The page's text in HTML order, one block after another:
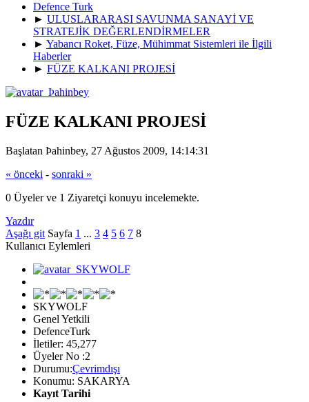
Defence Turk
► ULUSLARARASI SAVUNMA SANAYİ VE
STRATEJİK DEĞERLENDİRMELER
► Yabancı Roket, Füze, Mühimmat Sistemleri ile İlgili
Haberler
► FÜZE KALKANI PROJESİ
FÜZE KALKANI PROJESİ
Başlatan Þahinbey, 27 Ağustos 2009, 14:14:31
« önceki - sonraki »
0 Üyeler ve 1 Ziyaretçi konuyu incelemekte.
Yazdır
Aşağı git Sayfa 1 ... 3 4 5 6 7 8
Kullanıcı Eylemleri
SKYWOLF
Genel Yetkili
DefenceTurk
İletiler: 45,277
Üyeler No :2
Durumu:Çevrimdışı
Konumu: SAKARYA
Kayıt Tarihi